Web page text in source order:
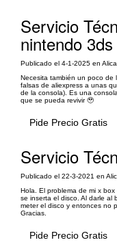
Servicio
nintendo 3ds
Publicado el 4-1-2025 en
Necesita también un poco de
falsas de aliexpress a unas
de la consola). Es una
que se pueda revivir 🥹
Pide Precio Gratis
Servicio
Publicado el 22-3-2021 en
Hola. El problema de mi x
se inserta el disco. Al darle
meter el disco y entonces no
Gracias.
Pide Precio Gratis